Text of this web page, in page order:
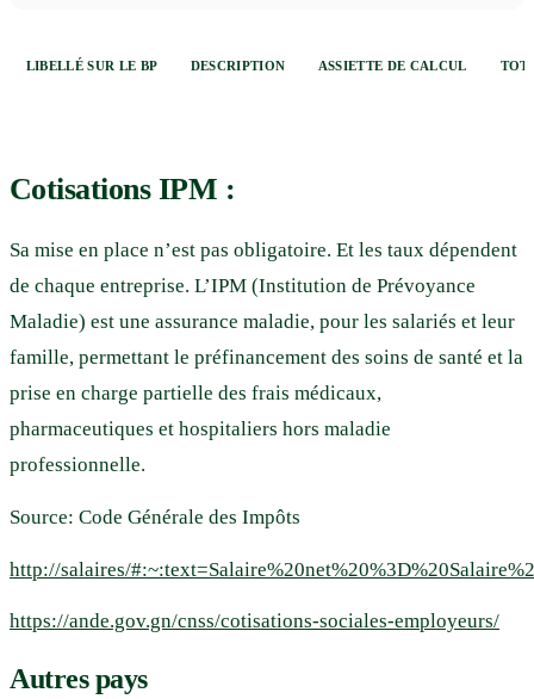
LIBELLÉ SUR LE BP DESCRIPTION ASSIETTE DE CALCUL
Cotisations IPM :
Sa mise en place n’est pas obligatoire. Et les taux dépendent
de chaque entreprise. L’IPM (Institution de Prévoyance
Maladie) est une assurance maladie, pour les salariés et leur
famille, permettant le préfinancement des soins de santé et la
prise en charge partielle des frais médicaux,
pharmaceutiques et hospitaliers hors maladie
professionnelle.
Source: Code Générale des Impôts
http://salaires/
https://ande.gov.gn/cnss/cotisations-sociales-employeurs/
Autres pays